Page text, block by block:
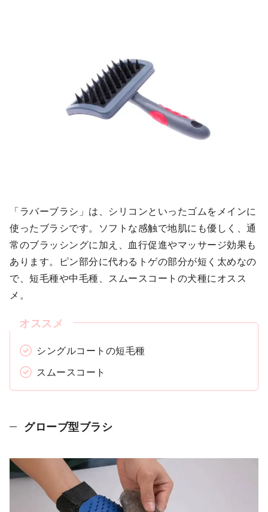
「ラバーブラシ」は、シリコンといったゴムをメインに
使ったブラシです。ソフトな感触で地肌にも優しく、通
常のブラッシングに加え、血行促進やマッサージ効果も
あります。ピン部分に代わるトゲの部分が短く太めなの
で、短毛種や中毛種、スムースコートの犬種にオスス
メ。
シングルコートの短毛種
スムースコート
グローブ型ブラシ